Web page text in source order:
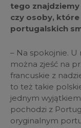
tego
czy osoby,
portugalskich
– Na spokojnie. U
można zjeść na
francuskie z
to też takie
jednym
pochodzi z
oryginalnym